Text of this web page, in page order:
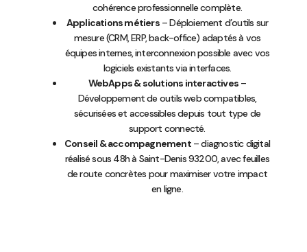
cohérence professionnelle complète.
Applications métiers– Déploiement d’outils sur
mesure (CRM, ERP, back-office) adaptés à vos
équipes internes, interconnexion possible avec vos
logiciels existants via interfaces.
WebApps & solutions interactives –
Développement de outils web compatibles,
sécurisées et accessibles depuis tout type de
support connecté.
Conseil & accompagnement– diagnostic digital
réalisé sous 48h à Saint-Denis 93200, avec feuilles
de route concrètes pour maximiser votre impact
en ligne.